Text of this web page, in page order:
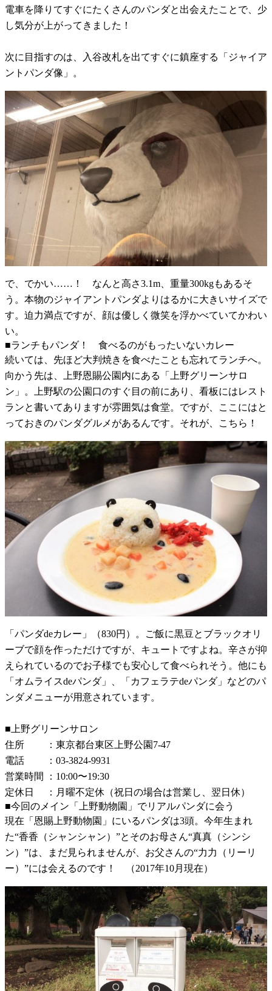
電車を降りてすぐにたくさんのパンダと出会えたことで、少
し気分が上がってきました！
次に目指すのは、入谷改札を出てすぐに鎮座する「ジャイア
ントパンダ像」。
で、でかい……！ なんと高さ3.1m、重量300kgもあるそ
う。本物のジャイアントパンダよりはるかに大きいサイズで
す。迫力満点ですが、顔は優しく微笑を浮かべていてかわい
い。
■ランチもパンダ！ 食べるのがもったいないカレー
続いては、先ほど大判焼きを食べたことも忘れてランチへ。
向かう先は、上野恩賜公園内にある「上野グリーンサロ
ン」。上野駅の公園口のすぐ目の前にあり、看板にはレスト
ランと書いてありますが雰囲気は食堂。ですが、ここにはと
っておきのパンダグルメがあるんです。それが、こちら！
「パンダdeカレー」（830円）。ご飯に黒豆とブラックオリ
ーブで顔を作っただけですが、キュートですよね。辛さが抑
えられているのでお子様でも安心して食べられそう。他にも
「オムライスdeパンダ」、「カフェラテdeパンダ」などのパ
ンダメニューが用意されています。
■上野グリーンサロン
住所 ：東京都台東区上野公園7-47
電話 ：03-3824-9931
営業時間 ：10:00〜19:30
定休日 ：月曜不定休（祝日の場合は営業し、翌日休）
■今回のメイン「上野動物園」でリアルパンダに会う
現在「恩賜上野動物園」にいるパンダは3頭。今年生まれ
た“香香（シャンシャン）”とそのお母さん“真真（シンシ
ン）”は、まだ見られませんが、お父さんの“力力（リーリ
ー）”には会えるのです！ （2017年10月現在）